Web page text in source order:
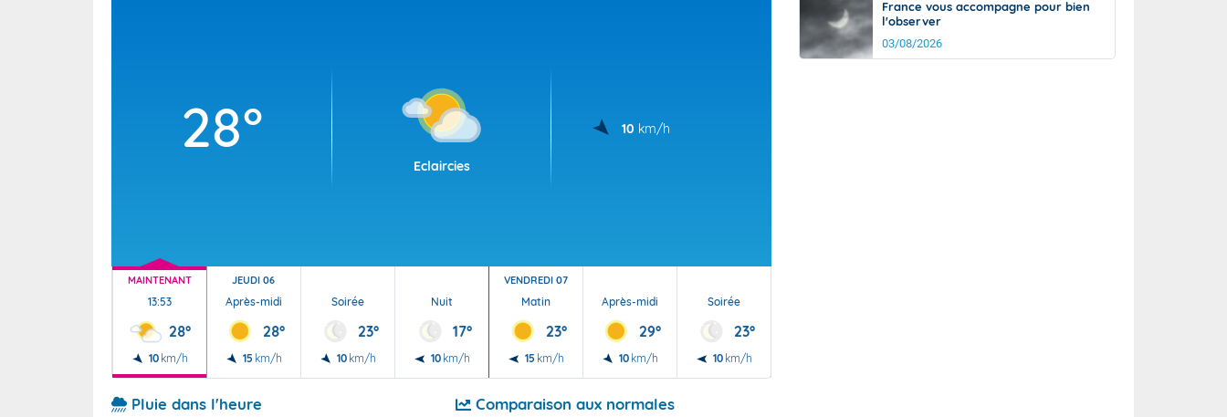
28°
Eclaircies
10 km/h
MAINTENANT
13:53
28°
10 km/h
JEUDI 06
Après-midi
28°
15 km/h
Soirée
23°
10 km/h
Nuit
17°
10 km/h
VENDREDI 07
Matin
23°
15 km/h
Après-midi
29°
10 km/h
Soirée
23°
10 km/h
Pluie dans l'heure Comparaison aux normales
France vous accompagne pour bien
l'observer
03/08/2026